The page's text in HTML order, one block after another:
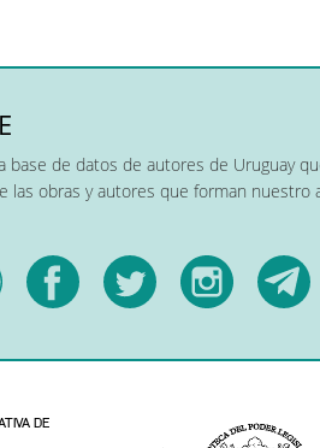
base de datos de autores de Uruguay
las obras y autores que forman nuestro